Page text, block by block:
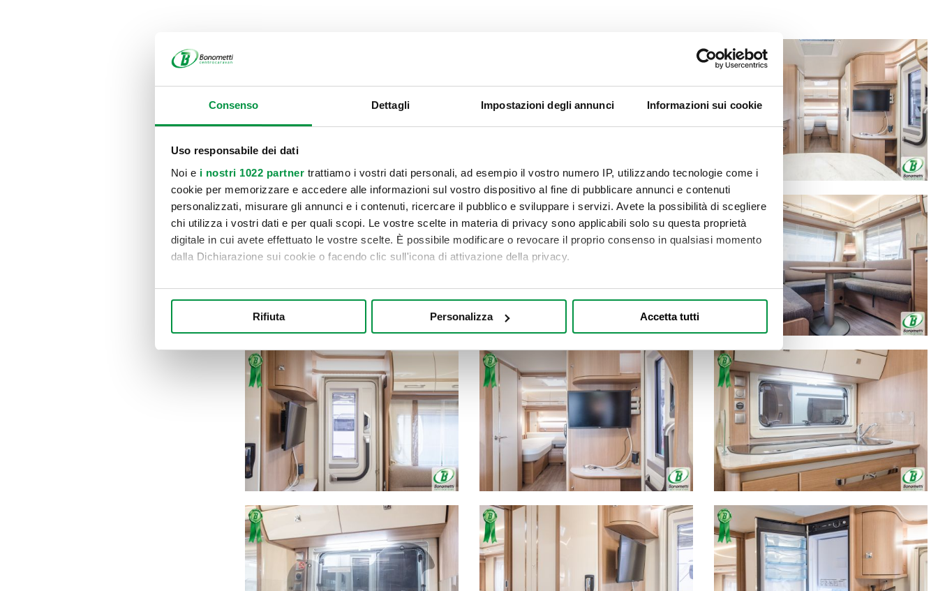
Consenso Dettagli Impostazioni degli annunci Informazioni sui cookie
Uso responsabile dei dati
Noi e i nostri 1022 partner trattiamo i vostri dati personali, ad esempio il vostro numero IP, utilizzando tecnologie come i
cookie per memorizzare e accedere alle informazioni sul vostro dispositivo al fine di pubblicare annunci e contenuti
personalizzati, misurare gli annunci e i contenuti, ricercare il pubblico e sviluppare i servizi. Avete la possibilità di scegliere
chi utilizza i vostri dati e per quali scopi. Le vostre scelte in materia di privacy sono applicabili solo su questa proprietà
digitale in cui avete effettuato le vostre scelte. È possibile modificare o revocare il proprio consenso in qualsiasi momento
dalla Dichiarazione sui cookie o facendo clic sull'icona di attivazione della privacy.
Con il tuo consenso, vorremmo anche:
Identificare il tuo dispositivo, scansionandolo attivamente alla ricerca di caratteristiche specifiche (impronte
Approfondisci come vengono elaborati i tuoi dati personali e imposta le tue preferenze nella
sezione dettagli
. Puoi
modificare o ritirare il tuo consenso in qualsiasi momento dalla Dichiarazione sui cookie.
Utilizziamo i cookie per personalizzare contenuti ed annunci, per fornire funzionalità dei social media e per analizzare il
nostro traffico. Condividiamo inoltre informazioni sul modo in cui utilizza il nostro sito con i nostri partner che si occupano
di analisi dei dati web, pubblicità e social media, i quali potrebbero combinarle con altre informazioni che ha fornito loro o
che hanno raccolto dal suo utilizzo dei loro servizi.
Rifiuta Personalizza Accetta tutti